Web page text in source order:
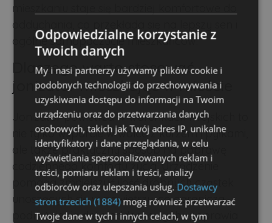
mieszkaniu staje się bardziej komfortowe do
oddychania, co przekłada się na lepszy sen i
ogólne samopoczucie mieszkańców.
Dlaczego warto stosować
jonizator mieszkając w mieście
Jonizator powietrza w warunkach miejskich to
nie tylko wsparcie w walce z kurzem i pyłkami,
ale także praktyczny sposób na poprawę
codziennego komfortu życia. Urządzenie
pomaga zmniejszyć ilość drobnych cząstek
unoszących się w powietrzu, co ogranicza
podrażnienia dróg oddechowych i poprawia
Odpowiedzialne korzystanie z
Twoich danych
My i nasi partnerzy używamy plików cookie i
podobnych technologii do przechowywania i
uzyskiwania dostępu do informacji na Twoim
urządzeniu oraz do przetwarzania danych
osobowych, takich jak Twój adres IP, unikalne
identyfikatory i dane przeglądania, w celu
wyświetlania spersonalizowanych reklam i
treści, pomiaru reklam i treści, analizy
odbiorców oraz ulepszania usług. Dostawcy
stron trzecich (1884)mogą również przetwarzać
Twoje dane w tych i innych celach, w tym